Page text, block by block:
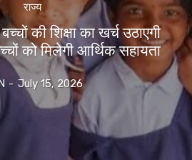
राज्य
की शिक्षा का खर्च उठाएगी
को मिलेगी आर्थिक सहायता
- July 15, 2026